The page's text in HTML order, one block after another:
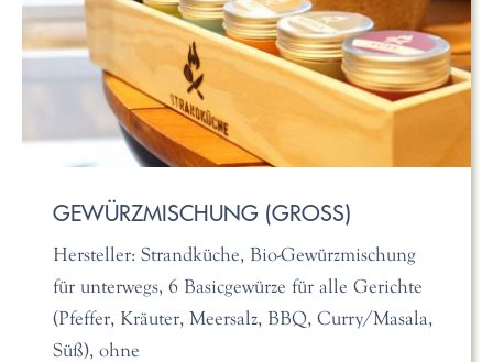
GEWÜRZMISCHUNG (GROSS)
Hersteller: Strandküche, Bio-Gewürzmischung
für unterwegs, 6 Basicgewürze für alle Gerichte
(Pfeffer, Kräuter, Meersalz, BBQ, Curry/Masala,
Süß), ohne